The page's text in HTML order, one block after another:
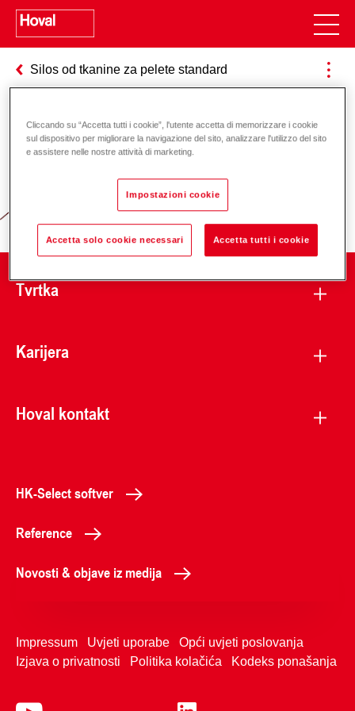
Silos od tkanine za pelete standard
Odgovornost za energiju i okoliš
Tvrtka
Karijera
Hoval kontakt
HK-Select softver
Reference
Novosti & objave iz medija
Impressum Uvjeti uporabe
Opći uvjeti poslovanja
Izjava o privatnosti
Politika kolačića Kodeks ponašanja
Cliccando su “Accetta tutti i cookie”, l'utente accetta di memorizzare i cookie
sul dispositivo per migliorare la navigazione del sito, analizzare l'utilizzo del sito
e assistere nelle nostre attività di marketing.
Impostazioni cookie
Accetta solo cookie necessari Accetta tutti i cookie